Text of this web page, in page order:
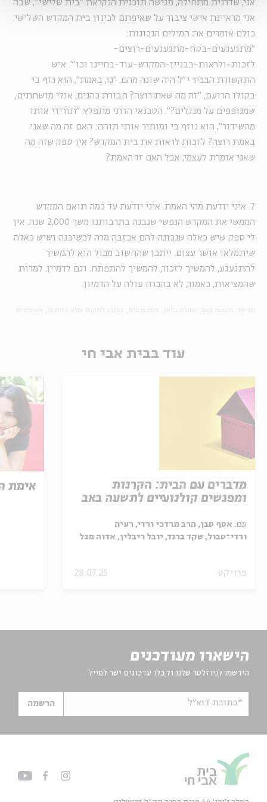
אני, שדרנית מתחילה, מגישה תוכנית הנקראת "בית שלישי", שבה
אני מראיינת אישי ציבור על שאיפתם לכינון בית המקדש השלישי.
כולם אומרים את המילים הנכונות:
"מתגעגעים-בטח-מתגעגעים-רוצים-
לזכות-ולראות-בבניין-המקדש-עוד-בחיינו וכו'". איש
התקשורת הבכיר י"ל היה שונה מהם. "נו, באמת", הוא נזף בי
בקולו הרועם, "זה מה שאת רוצה? חבורת כהנים, אולי מושחתים,
שמנופפים על מנגלים?". הטכנאי הדתי מתפלץ. "תורידי אותו
מהשידור", הוא נוזף בי ומותיר אותי תוהה: האם זה מה שאני
באמת רוצה? לזכות לראות את בית המקדש? אין ספק שזה מה
שאני אומרת לעצמי, אבל האם זו האמת?
7. איני יודעת מהי האמת. איני יודעת עד כמה תואם המקדש
הממשי את המקדש הנפשי שנבנה בתרבותנו משך 2,000 שנה. אין
לי ספק שיש כאלה שנכונה להם אכזבה מרה לכשיבנה ושיש כאלה
שיתמלאו אושר עצום. ייתכן שהחשוב מכול הוא להמשיך
להתגעגע, להמשיך לזכור, להמשיך להתפתח. וגם לדמיין. למרות
שהמציאות, כאמור, לא בהכרח עולה על הדמיון.
עוד בבית אבי חי
מדברים עם הבית: הקרנות
ומפגשים קולנועיים לתשעה באב
עם: אסף סבן, הרב מרדכי ורדי, רעיה
ורדי־טבול, שקד ברנד, יובל ריבלין, אדוה מגל
פרויקט 28.07.25
אימת
הישארו מעודכנים
הירשמו לניוזלטר שלנו וקבלו עדכונים ישר למייל
*כתובת דוא"ל הרשמה